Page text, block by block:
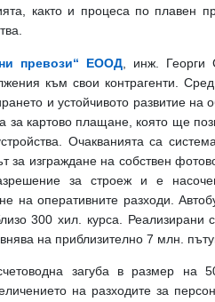
както и процеса по плавен
превози“ ЕООД , инж. Георги
към свои контрагенти.
Сред
и устойчивото развитие на
картово плащане, която ще
Очакванията са
за изграждане на собствен
за строеж и е
на оперативните разходи.
300 хил. курса.
на приблизително 7 млн.
загуба в размер на
на разходите за